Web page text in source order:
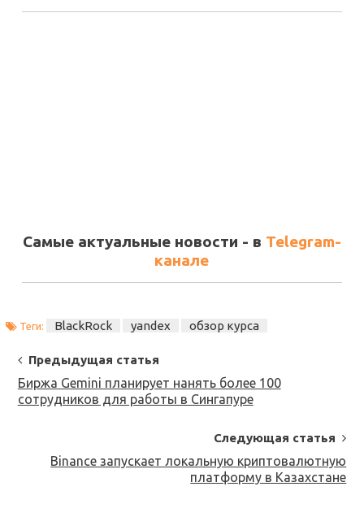
Самые актуальные новости - в Telegram-
канале
Теги: BlackRock yandex обзор курса
Post
Navigation
Предыдущая статья
Биржа Gemini планирует нанять более 100
сотрудников для работы в Сингапуре
Следующая статья
Binance запускает локальную криптовалютную
платформу в Казахстане